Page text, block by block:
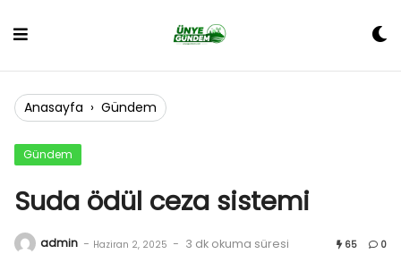
Anasayfa › Gündem
Gündem
Suda ödül ceza sistemi
admin - Haziran 2, 2025 - 3 dk okuma süresi 65 0